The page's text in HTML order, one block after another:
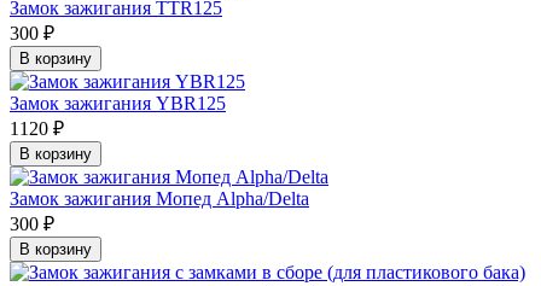
Замок зажигания TTR125
300 ₽
В корзину
Замок зажигания YBR125
1120 ₽
В корзину
Замок зажигания Мопед Alpha/Delta
300 ₽
В корзину